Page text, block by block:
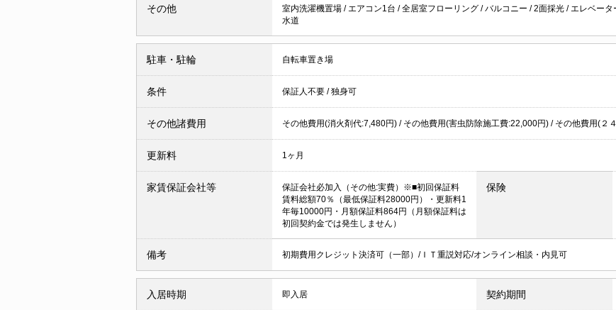
その他 室内洗濯機置場 / エアコン1台 /全居室フローリング /バルコニー /2面採光 / エレベータ
水道
駐車・駐輪 自転車置き場
条件 保証人不要 /独身可
その他諸費用 その他費用(消火剤代:7,480円) / その他費用(害虫防除施工費:22,000円) / その他費用(２
更新料 1ヶ月
家賃保証会社等
保証会社必加入（その他:実費）※■初回保証料
賃料総額70％（最低保証料28000円）・更新料1
年毎10000円・月額保証料864円（月額保証料は
初回契約金では発生しません）
保険
備考 初期費用クレジット決済可（一部）/ＩＴ重説対応/オンライン相談・内見可
入居時期 即入居 契約期間